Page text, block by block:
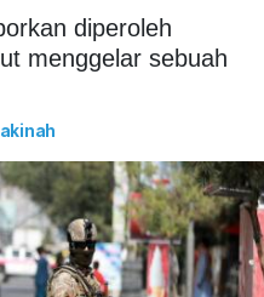
diperoleh
menggelar sebuah